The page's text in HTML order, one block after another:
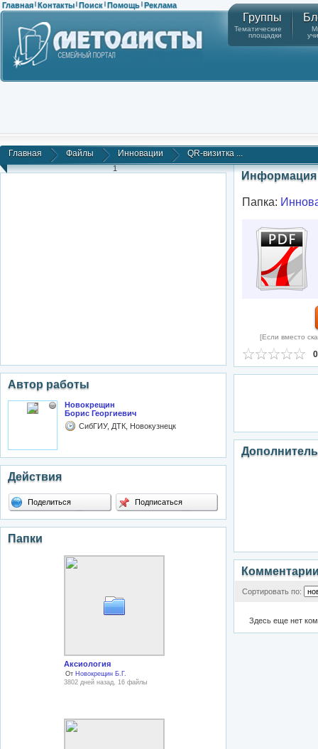
Главная | Контакты | Поиск | Помощь | Реклама
Группы
Тематические
площадки
Главная Файлы Инновации QR-визитка ...
1
Автор работы
Новокрещин
Борис Георгиевич
СибГИУ, ДТК, Новокузнецк
Действия
Поделиться Подписаться
Папки
Аксиология
От Новокрещин Б.Г.
3802 дней назад, 16 файлы
Информация
Папка:
[Если вместо
Сортировать по:
Здесь еще нет